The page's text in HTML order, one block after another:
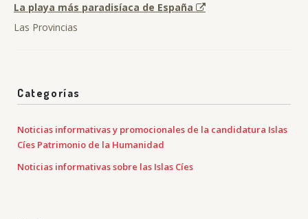
La playa más paradisíaca de España
Las Provincias
Categorías
Noticias informativas y promocionales de la candidatura Islas
Cíes Patrimonio de la Humanidad
Noticias informativas sobre las Islas Cíes